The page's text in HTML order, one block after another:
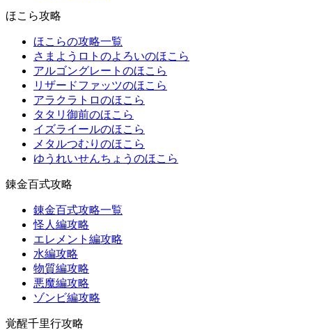
ほこら攻略
ほこらの攻略一覧
さまようロトのよろいのほこら
アルゴングレートのほこら
リザードファッツのほこら
アラクラトロのほこら
タタリ御前のほこら
イズライールのほこら
メタルつむりのほこら
ゆうれいせんちょうのほこら
錬金百式攻略
錬金百式攻略一覧
怪人編攻略
エレメント編攻略
水編攻略
物質編攻略
悪魔編攻略
ゾンビ編攻略
覚醒千里行攻略